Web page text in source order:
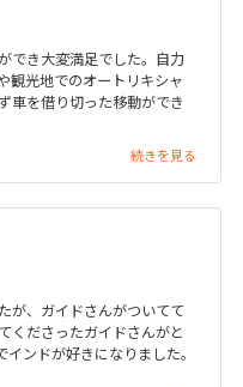
でき大変満足でした。自力
観光地でのオートリキシャ
車を借り切った移動ができ
続きを見る
が、ガイドさんがついてて
くださったガイドさんがと
ンドが好きになりました。
27 28
29
18 19
20
25 26
27